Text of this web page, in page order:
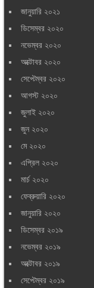
জানুয়ারি ২০২১
ডিসেম্বর ২০২০
নভেম্বর ২০২০
অক্টোবর ২০২০
সেপ্টেম্বর ২০২০
আগস্ট ২০২০
জুলাই ২০২০
জুন ২০২০
মে ২০২০
এপ্রিল ২০২০
মার্চ ২০২০
ফেব্রুয়ারি ২০২০
জানুয়ারি ২০২০
ডিসেম্বর ২০১৯
নভেম্বর ২০১৯
অক্টোবর ২০১৯
সেপ্টেম্বর ২০১৯